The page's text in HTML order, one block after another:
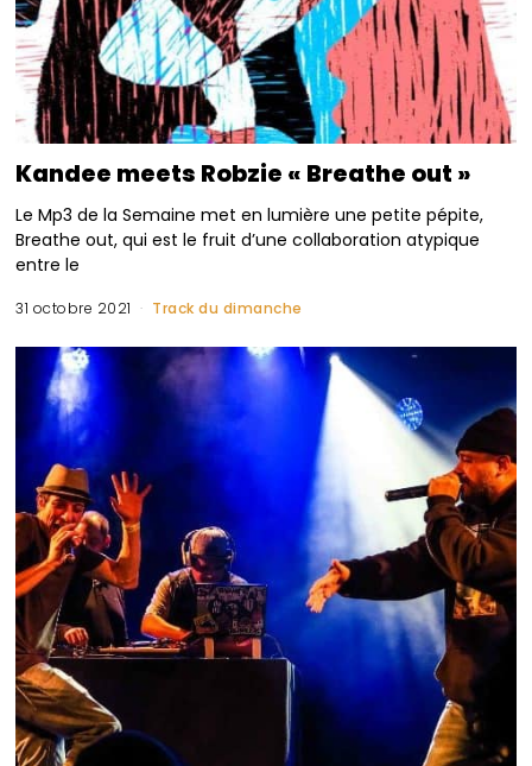
Kandee meets Robzie « Breathe out »
Le Mp3 de la Semaine met en lumière une petite pépite,
Breathe out, qui est le fruit d’une collaboration atypique
entre le
31 octobre 2021 Track du dimanche